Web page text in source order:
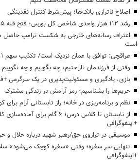
اصلاح ناترازی بانک‌ها؛ پیش‌شرط کنترل نقدینگی
رشد ۱۱۲ هزار واحدی شاخص کل بورس؛ فتح قله ۵.۵ میلیون واحدی
اعتراف رسانه‌های خارجی به شکست ترامپ حاصل
است
عراقچی: توافق با عمان نزدیک است/ تکذیب سهم ۱۱ درصدی ایران از خزر
وقتی از فرزندمان ناراحتیم، چه بگوییم و چه نگوییم
بازی، یادگیری و مسئولیت‌پذیری در یک سرگرمی
حریم‌ها را بشناسیم؛ رمز آرامش در زندگی مشترک
نظم و برنامه‌ریزی در خانه؛ راز تابستانی آرام برای
از تابستان تا کلاس درس؛ ۶ گام
+اینفوگرافی
موسیقی در ترازوی حق/رهبر شهید درباره حلال و
تنهایی سر سفره؛ وقتی «سفره کوچک می‌شود»
+اینفوگرافی